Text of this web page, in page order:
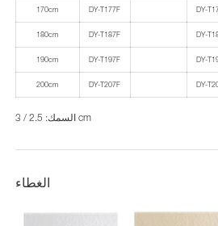
170cm DY-T177F DY-
180cm DY-T187F DY-
190cm DY-T197F DY-
200cm DY-T207F DY-
السمك: 2.5 / 3 cm
الغطاء